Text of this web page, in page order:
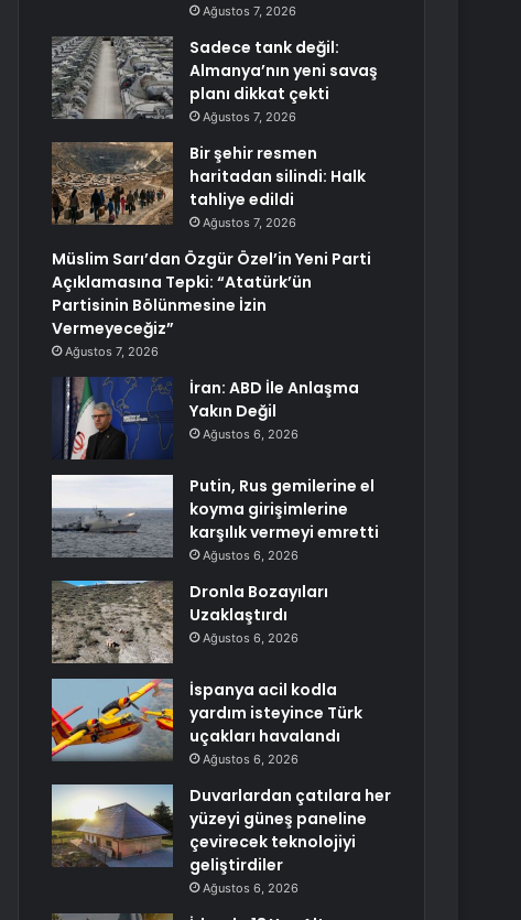
Ağustos 7, 2026
Sadece tank değil:
Almanya’nın yeni savaş
planı dikkat çekti
Ağustos 7, 2026
Bir şehir resmen
haritadan silindi: Halk
tahliye edildi
Ağustos 7, 2026
Müslim Sarı’dan Özgür Özel’in Yeni Parti
Açıklamasına Tepki: “Atatürk’ün
Partisinin Bölünmesine İzin
Vermeyeceğiz”
Ağustos 7, 2026
İran: ABD İle Anlaşma
Yakın Değil
Ağustos 6, 2026
Putin, Rus gemilerine el
koyma girişimlerine
karşılık vermeyi emretti
Ağustos 6, 2026
Dronla Bozayıları
Uzaklaştırdı
Ağustos 6, 2026
İspanya acil kodla
yardım isteyince Türk
uçakları havalandı
Ağustos 6, 2026
Duvarlardan çatılara her
yüzeyi güneş paneline
çevirecek teknolojiyi
geliştirdiler
Ağustos 6, 2026